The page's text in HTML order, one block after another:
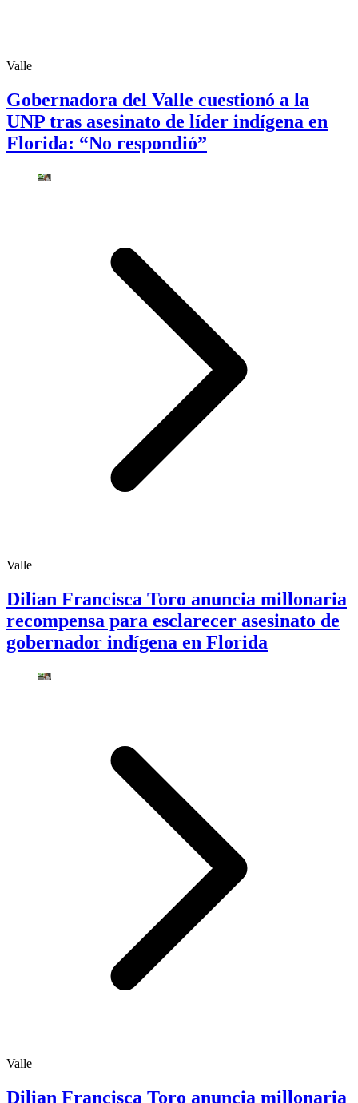
Valle
Gobernadora del Valle cuestionó a la
UNP tras asesinato de líder indígena en
Florida: “No respondió”
Valle
Dilian Francisca Toro anuncia millonaria
recompensa para esclarecer asesinato de
gobernador indígena en Florida
Valle
Dilian Francisca Toro anuncia millonaria